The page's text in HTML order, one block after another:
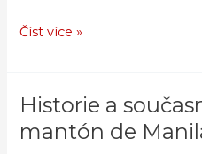
Číst více »
Historie a
mantón de
Historie
současnost